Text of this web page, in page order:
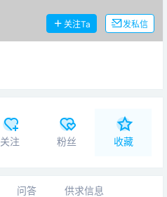
关注Ta 发私信
关注 粉丝 收藏
问答 供求信息